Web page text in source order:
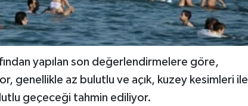
yapılan son değerlendirmelere göre,
genellikle az bulutlu ve açık, kuzey kesimleri ile
geçeceği tahmin ediliyor.